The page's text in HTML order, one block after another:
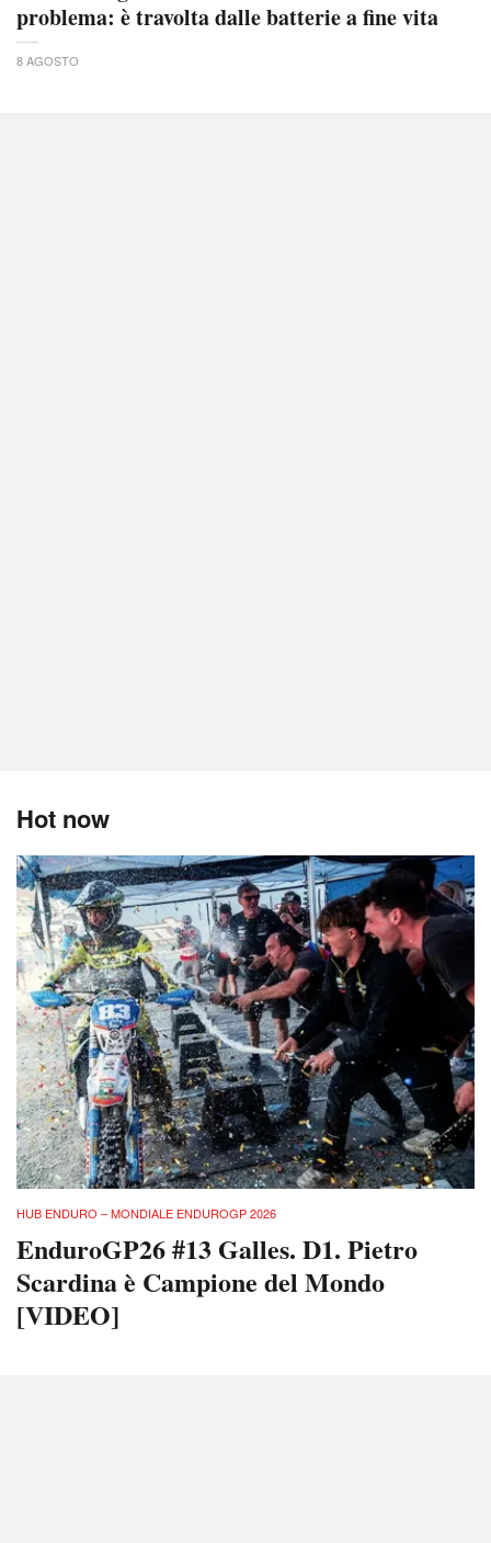
problema: è travolta dalle batterie a fine vita
8 AGOSTO
Hot now
HUB ENDURO – MONDIALE ENDUROGP 2026
EnduroGP26 #13 Galles. D1. Pietro
Scardina è Campione del Mondo
[VIDEO]